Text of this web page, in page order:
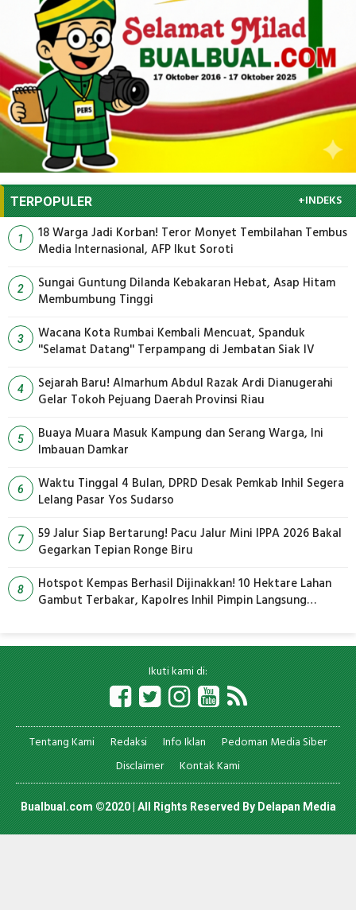
TERPOPULER +INDEKS
1
18 Warga Jadi Korban! Teror Monyet Tembilahan Tembus
Media Internasional, AFP Ikut Soroti
2
Sungai Guntung Dilanda Kebakaran Hebat, Asap Hitam
Membumbung Tinggi
3
Wacana Kota Rumbai Kembali Mencuat, Spanduk
''Selamat Datang'' Terpampang di Jembatan Siak IV
4
Sejarah Baru! Almarhum Abdul Razak Ardi Dianugerahi
Gelar Tokoh Pejuang Daerah Provinsi Riau
5
Buaya Muara Masuk Kampung dan Serang Warga, Ini
Imbauan Damkar
6
Waktu Tinggal 4 Bulan, DPRD Desak Pemkab Inhil Segera
Lelang Pasar Yos Sudarso
7
59 Jalur Siap Bertarung! Pacu Jalur Mini IPPA 2026 Bakal
Gegarkan Tepian Ronge Biru
8
Hotspot Kempas Berhasil Dijinakkan! 10 Hektare Lahan
Gambut Terbakar, Kapolres Inhil Pimpin Langsung
Ikuti kami di:
Tentang Kami Redaksi Info Iklan
Pedoman Media Siber
Disclaimer
Kontak Kami
Bualbual.com ©2020 | All Rights Reserved ByDelapan Media